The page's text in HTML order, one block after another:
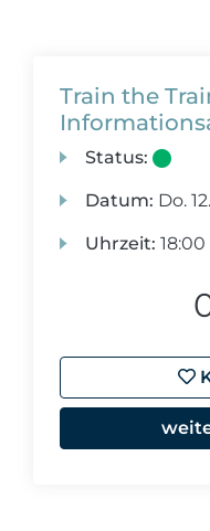
Train the
Status:
Datum: Do.
Uhrzeit: